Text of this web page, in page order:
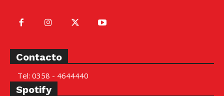
Contacto
Tel: 0358 - 4644440
Spotify